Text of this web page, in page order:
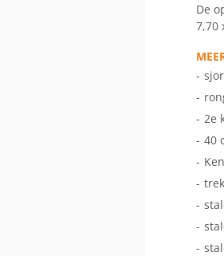
De
7,70
-
-
- 2e
- 40
-
-
-
-
-